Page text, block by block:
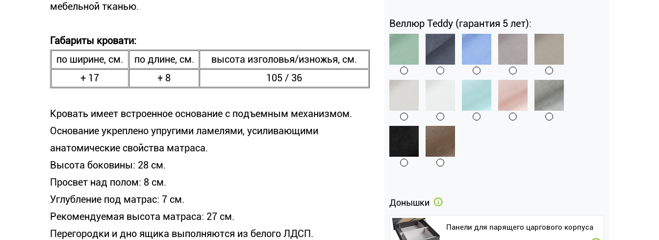
мебельной тканью.
Габариты кровати:
по ширине, см.
по длине, см.
высота изголовья/изножья, см.
+ 17
+ 8 105 / 36
Кровать имеет встроенное основание с подъемным механизмом.
Основание укреплено упругими ламелями, усиливающими
анатомические свойства матраса.
Высота боковины: 28 см.
Просвет над полом: 8 см.
Углубление под матрас: 7 см.
Рекомендуемая высота матраса: 27 см.
Перегородки и дно ящика выполняются из белого ЛДСП.
Веллюр Teddy (гарантия 5 лет):
Донышки
Панели для парящего царгового корпуса